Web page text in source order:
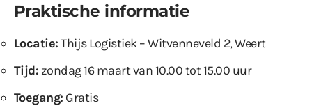
Praktische informatie
Locatie:Thijs Logistiek – Witvenneveld 2, Weert
Tijd: zondag 16 maart van 10.00 tot 15.00 uur
Toegang: Gratis